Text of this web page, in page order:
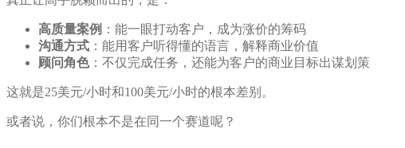
高质量案例 ：能一眼打动客户，成为涨价的筹码
沟通方式 ：能用客户听得懂的语言，解释商业价值
顾问角色：不仅完成任务，还能为客户的商业目标出谋划策
这就是25美元/小时和100美元/小时的根本差别。
或者说，你们根本不是在同一个赛道呢？